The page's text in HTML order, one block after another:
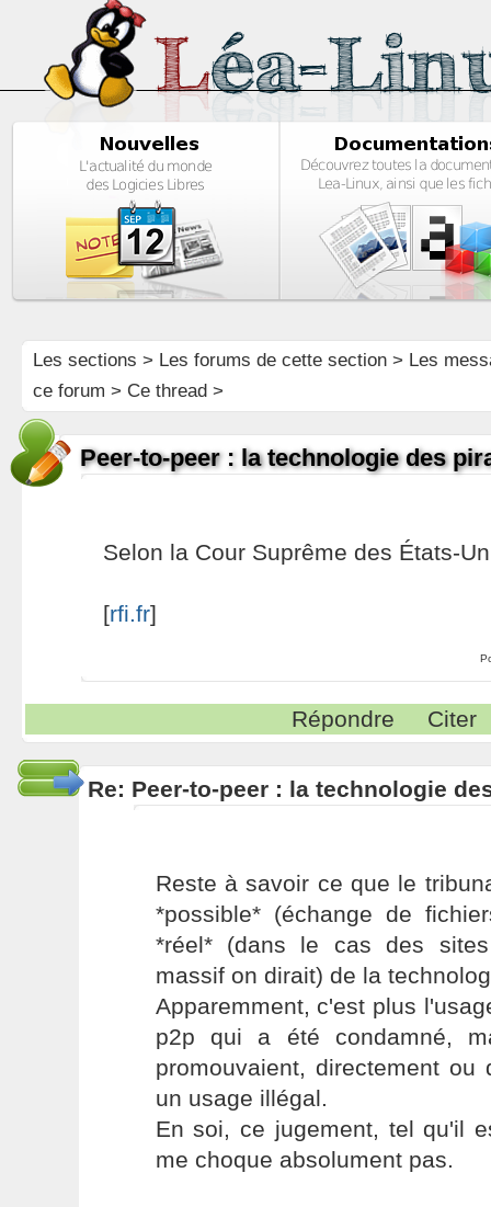
Les sections > Les forums de cette section> Les
ce forum > Ce thread >
Peer-to-peer : la technologie des
Selon la Cour Suprême des États-
[rfi.fr]
Répondre Citer
Re: Peer-to-peer : la technologie
Reste à savoir ce que le
*possible* (échange de
*réel* (dans le cas des sites
massif on dirait) de la
Apparemment, c'est plus
p2p qui a été condamné,
promouvaient, directement
un usage illégal.
En soi, ce jugement, tel qu'il
me choque absolument pas.